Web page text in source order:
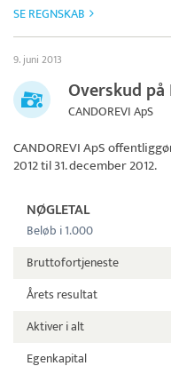
SE REGNSKAB
9. juni 2013
Overskud på
CANDOREVI ApS
CANDOREVI ApS
2012 til 31. december 2012.
NØGLETAL
Beløb i 1.000
Bruttofortjeneste
Årets resultat
Aktiver i alt
Egenkapital